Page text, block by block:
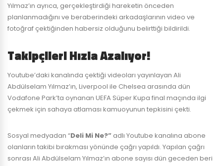
Yılmaz’ın ayrıca, gerçekleştirdiği hareketin önceden
planlanmadığını ve beraberindeki arkadaşlarının video ve
fotoğraf çektiğinden habersiz olduğunu belirttiği bildirildi.
Takipçileri Hızla Azalıyor!
Youtube’daki kanalında çektiği videoları yayınlayan Ali
Abdülselam Yılmaz’ın, Liverpool ile Chelsea arasında dün
Vodafone Park’ta oynanan UEFA Süper Kupa final maçında ilgi
çekmek için sahaya atlaması kamuoyunun tepkisini çekti.
Sosyal medyadan “Deli Mi Ne?” adlı Youtube kanalına abone
olanların takibi bırakması yönünde çağrı yapıldı. Yapılan çağrı
sonrası Ali Abdülselam Yılmaz’ın abone sayısı dün geceden beri